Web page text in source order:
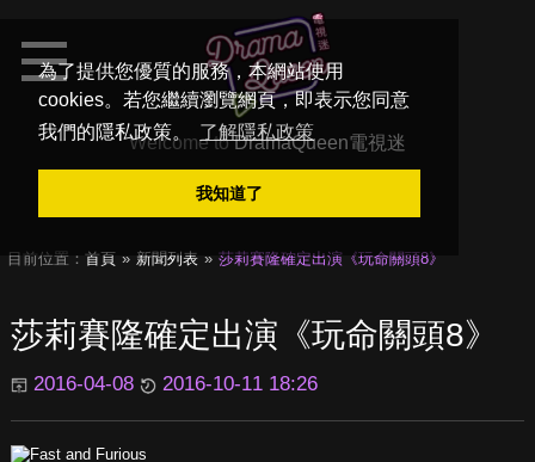
為了提供您優質的服務，本網站使用
cookies。若您繼續瀏覽網頁，即表示您同意
我們的隱私政策。
了解隱私政策
我知道了
Welcome toDramaQueen電視迷
目前位置： 首頁 新聞列表 莎莉賽隆確定出演《玩命關頭8》
莎莉賽隆確定出演《玩命關頭8》
2016-04-08 2016-10-11 18:26